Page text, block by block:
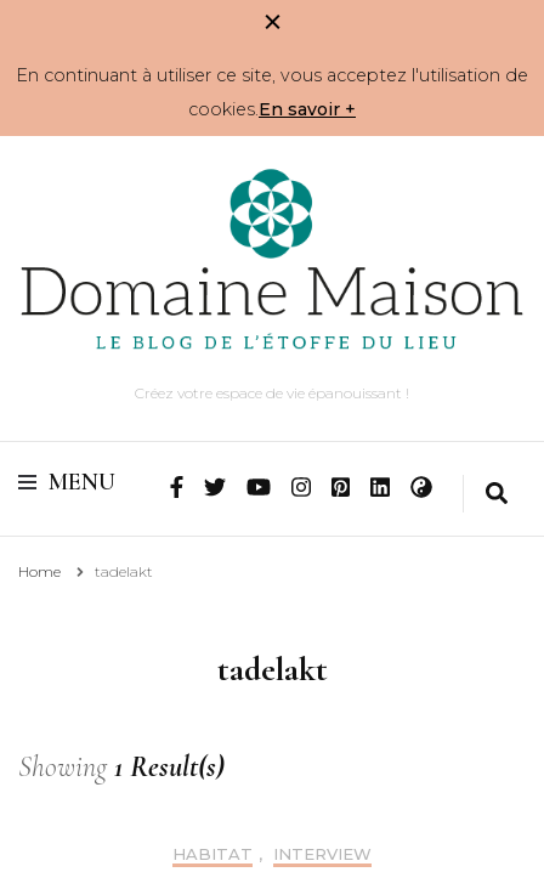
En continuant à utiliser ce site, vous acceptez l'utilisation de
cookies.En savoir +
Créez votre espace de vie épanouissant !
MENU
Home tadelakt
tadelakt
Showing1 Result(s)
HABITAT , INTERVIEW